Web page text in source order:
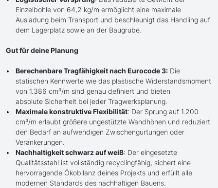
Einzelbohle von 64,2 kg/m ermöglicht eine maximale
Ausladung beim Transport und beschleunigt das Handling auf
dem Lagerplatz sowie an der Baugrube.
Gut für deine Planung
Berechenbare Tragfähigkeit nach Eurocode 3: Die
statischen Kennwerte wie das plastische Widerstandsmoment
von 1.386 cm³/m sind genau definiert und bieten
absolute Sicherheit bei jeder Tragwerksplanung.
Maximale konstruktive Flexibilität: Der Sprung auf 1.200
cm³/m erlaubt größere ungestützte Wandhöhen und reduziert
den Bedarf an aufwendigen Zwischengurtungen oder
Verankerungen.
Nachhaltigkeit schwarz auf weiß: Der eingesetzte
Qualitätsstahl ist vollständig recyclingfähig, sichert eine
hervorragende Ökobilanz deines Projekts und erfüllt alle
modernen Standards des nachhaltigen Bauens.